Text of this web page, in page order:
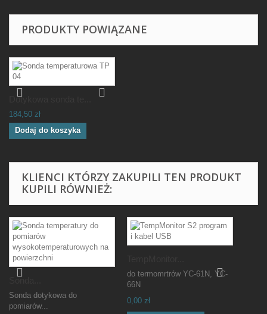
PRODUKTY POWIĄZANE
Dotykowa sonda te...
184,50 zł
Dodaj do koszyka
KLIENCI KTÓRZY ZAKUPILI TEN PRODUKT
KUPILI RÓWNIEŻ:
Sonda dotykowa do
pomiarów...
do termomrtrów YC-61N, YC-
66N
0,00 zł